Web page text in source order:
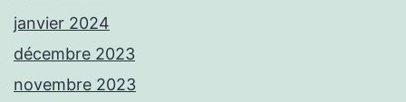
janvier 2024
décembre 2023
novembre 2023